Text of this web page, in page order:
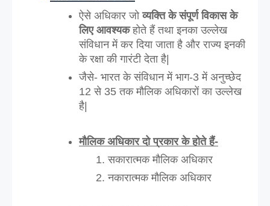
ऐसे अधिकार जो व्यक्ति के संपूर्ण विकास के
लिए आवश्यक होते हैं तथा इनका उल्लेख
संविधान में कर दिया जाता है और राज्य इनकी
के रक्षा की गारंटी देता है|
जैसे- भारत के संविधान में भाग-3 में अनुच्छेद
12 से 35 तक मौलिक अधिकारों का उल्लेख
है|
मौलिक अधिकार दो प्रकार के होते हैं-
सकारात्मक मौलिक अधिकार
नकारात्मक मौलिक अधिकार